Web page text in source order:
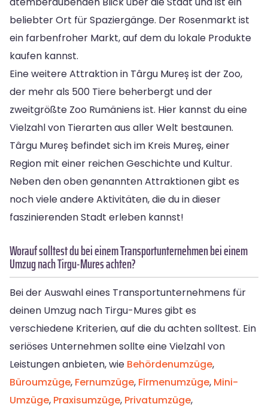
beliebter Ort für Spaziergänge. Der Rosenmarkt ist
ein farbenfroher Markt, auf dem du lokale Produkte
kaufen kannst.
Eine weitere Attraktion in Târgu Mureș ist der Zoo,
der mehr als 500 Tiere beherbergt und der
zweitgrößte Zoo Rumäniens ist. Hier kannst du eine
Vielzahl von Tierarten aus aller Welt bestaunen.
Târgu Mureș befindet sich im Kreis Mureș, einer
Region mit einer reichen Geschichte und Kultur.
Neben den oben genannten Attraktionen gibt es
noch viele andere Aktivitäten, die du in dieser
faszinierenden Stadt erleben kannst!
Worauf solltest du bei einem Transportunternehmen bei einem
Umzug nach Tirgu-Mures achten?
Bei der Auswahl eines Transportunternehmens für
deinen Umzug nach Tirgu-Mures gibt es
verschiedene Kriterien, auf die du achten solltest. Ein
seriöses Unternehmen sollte eine Vielzahl von
Leistungen anbieten, wie Behördenumzüge,
Büroumzüge, Fernumzüge, Firmenumzüge, Mini-
Umzüge, Praxisumzüge, Privatumzüge,